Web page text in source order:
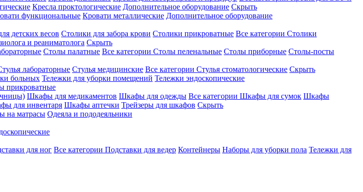
Кресла проктологические Дополнительное оборудование Скрыть
функциональные Кровати металлические Дополнительное оборудование
детских весов Столики для забора крови Столики прикроватные Все категории Столики
и реаниматолога Скрыть
Столы палатные Все категории Столы пеленальные Столы приборные Столы-посты
лабораторные Стулья медицинские Все категории Стулья стоматологические Скрыть
больных Тележки для уборки помещений Тележки эндоскопические
прикроватные
Шкафы для медикаментов Шкафы для одежды Все категории Шкафы для сумок Шкафы
для инвентаря Шкафы аптечки Трейзеры для шкафов Скрыть
на матрасы Одеяла и пододеяльники
для ног Все категории Подставки для ведер Контейнеры Наборы для уборки пола Тележки для